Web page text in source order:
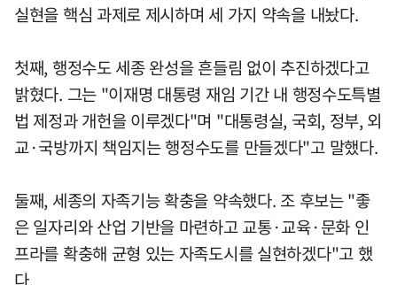
실현을 핵심 과제로 제시하며 세 가지 약속을 내놨다.
첫째, 행정수도 세종 완성을 흔들림 없이 추진하겠다고
밝혔다. 그는 "이재명 대통령 재임 기간 내 행정수도특별
법 제정과 개헌을 이루겠다"며 "대통령실, 국회, 정부, 외
교·국방까지 책임지는 행정수도를 만들겠다"고 말했다.
둘째, 세종의 자족기능 확충을 약속했다. 조 후보는 "좋
은 일자리와 산업 기반을 마련하고 교통·교육·문화 인
프라를 확충해 균형 있는 자족도시를 실현하겠다"고 했
다.